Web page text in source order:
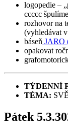
logopedie –
ccccc
rozhovor na
(vyhledávat
báseň JARO
opakovat
TÝDENNÍ
TÉMA:
Pátek